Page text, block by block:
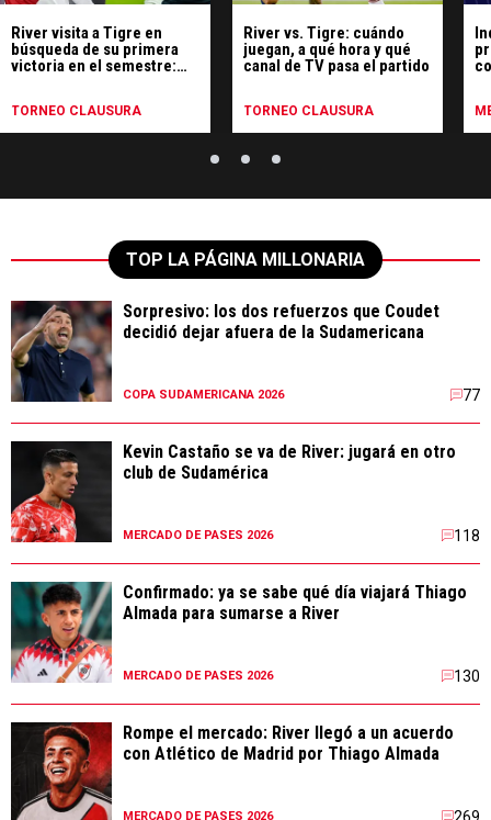
River visita a Tigre en
búsqueda de su primera
victoria en el semestre:
TORNEO CLAUSURA
River vs. Tigre: cuándo
juegan, a qué hora y qué
canal de TV pasa el partido
TORNEO CLAUSURA
TOP LA PÁGINA MILLONARIA
Sorpresivo: los dos refuerzos que Coudet
decidió dejar afuera de la Sudamericana
COPA SUDAMERICANA 2026 77
Kevin Castaño se va de River: jugará en otro
club de Sudamérica
MERCADO DE PASES 2026 118
Confirmado: ya se sabe qué día viajará Thiago
Almada para sumarse a River
MERCADO DE PASES 2026 130
Rompe el mercado: River llegó a un acuerdo
con Atlético de Madrid por Thiago Almada
MERCADO DE PASES 2026 269